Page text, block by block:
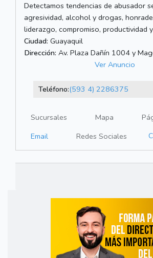
Detectamos tendencias de abusador
agresividad, alcohol y drogas,
liderazgo, compromiso, productividad
Ciudad: Guayaquil
Dirección: Av. Plaza Dañín 1004 y
Ver Anuncio
Teléfono:(593 4) 2286375
Sucursales Mapa
Email
Redes Sociales